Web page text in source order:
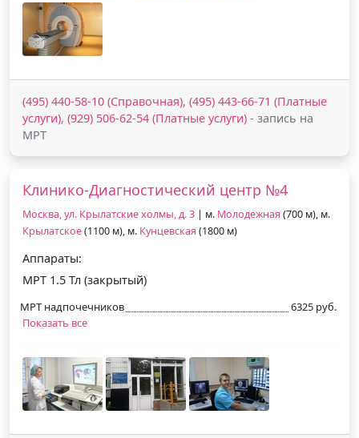
(495) 440-58-10 (Справочная), (495) 443-66-71 (Платные
услуги), (929) 506-62-54 (Платные услуги) - запись на
МРТ
Клинико-Диагностический центр №4
Москва, ул. Крылатские холмы, д. 3 | м. Молодежная (700 м), м.
Крылатское(1100 м), м. Кунцевская (1800 м)
Аппараты:
МРТ 1.5 Тл (закрытый)
МРТ надпочечников
6325 руб.
Показать все